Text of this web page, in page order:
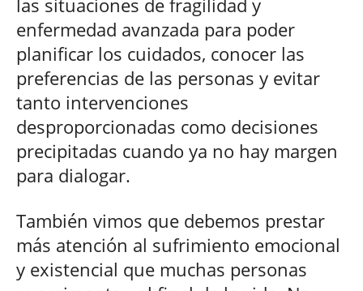
las situaciones de fragilidad y
enfermedad avanzada para poder
planificar los cuidados, conocer las
preferencias de las personas y evitar
tanto intervenciones
desproporcionadas como decisiones
precipitadas cuando ya no hay margen
para dialogar.
También vimos que debemos prestar
más atención al sufrimiento emocional
y existencial que muchas personas